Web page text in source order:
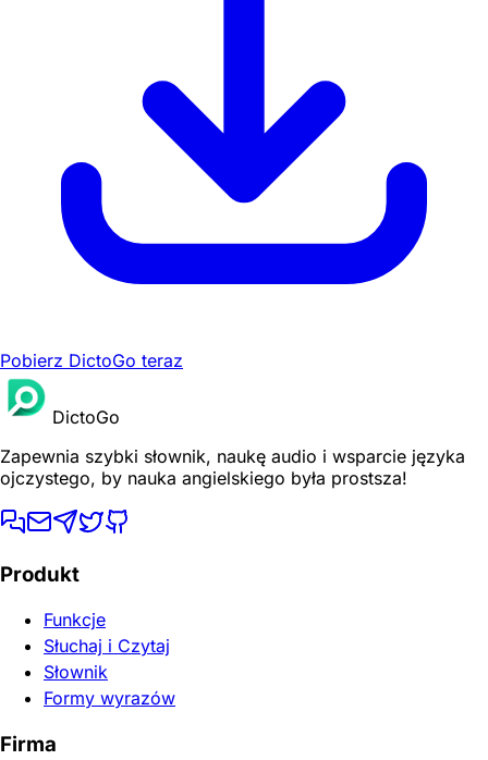
Pobierz DictoGo teraz
DictoGo
Zapewnia szybki słownik, naukę audio i wsparcie języka
ojczystego, by nauka angielskiego była prostsza!
Produkt
Funkcje
Słuchaj i Czytaj
Słownik
Formy wyrazów
Firma